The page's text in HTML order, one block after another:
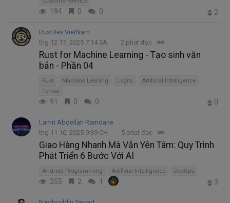
194 0 0 2
RustDev VietNam
thg 12 17, 2025 7:14 SA
2 phút đọc
Rust for Machine Learning - Tạo sinh văn
bản - Phần 04
Rust Machine Leaning Logits
Artificial Intelligence
Tensor
91 0 0 0
Lamri Abdellah Ramdane
thg 11 10, 2025 9:39 CH
5 phút đọc
Giao Hàng Nhanh Mà Vẫn Yên Tâm: Quy Trình
Phát Triển 6 Bước Với AI
Android Programming Artificial Intelligence DevOps
255 2 1 3